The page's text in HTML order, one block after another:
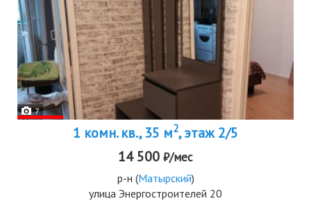
7
1 комн. кв., 35 м2, этаж 2/5
14 500 ₽/мес
р-н (Матырский)
улица Энергостроителей 20